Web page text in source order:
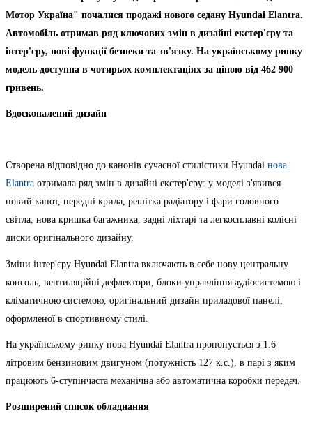
Мотор Україна" почалися продажі нового седану Hyundai Elantra.
Автомобіль отримав ряд ключових змін в дизайні екстер'єру та
інтер'єру, нові функції безпеки та зв'язку. На українському ринку
модель доступна в чотирьох комплектаціях за ціною від 462 900
гривень.
Вдосконалений дизайн
Створена відповідно до канонів сучасної стилістики Hyundai нова ​​
Elantra отримала ряд змін в дизайні екстер'єру: у моделі з'явився
новий капот, передні крила, решітка радіатору і фари головного
світла, нова кришка багажника, задні ліхтарі та легкосплавні колісні
диски оригінального дизайну.
Зміни інтер'єру Hyundai Elantra включають в себе нову центральну
консоль, вентиляційні дефлектори, блоки управління аудіосистемою і
кліматичною системою, оригінальний дизайн приладової панелі,
оформленої в спортивному стилі.
На українському ринку нова Hyundai Elantra пропонується з 1.6
літровим бензиновим двигуном (потужність 127 к.с.), в парі з яким
працюють 6-ступінчаста механічна або автоматична коробки передач.
Розширений список обладнання